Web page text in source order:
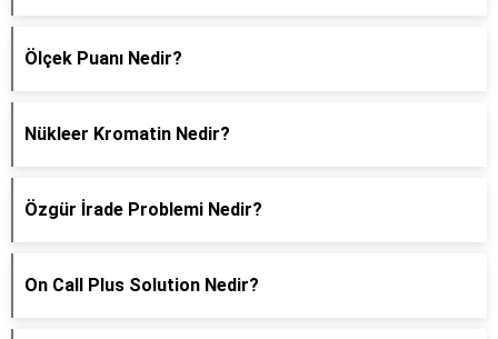
Ölçek Puanı Nedir?
Nükleer Kromatin Nedir?
Özgür İrade Problemi Nedir?
On Call Plus Solution Nedir?